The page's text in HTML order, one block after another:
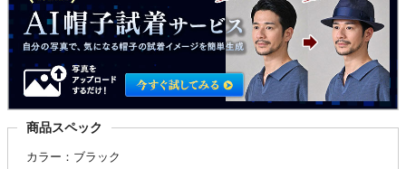
商品スペック
カラー：ブラック